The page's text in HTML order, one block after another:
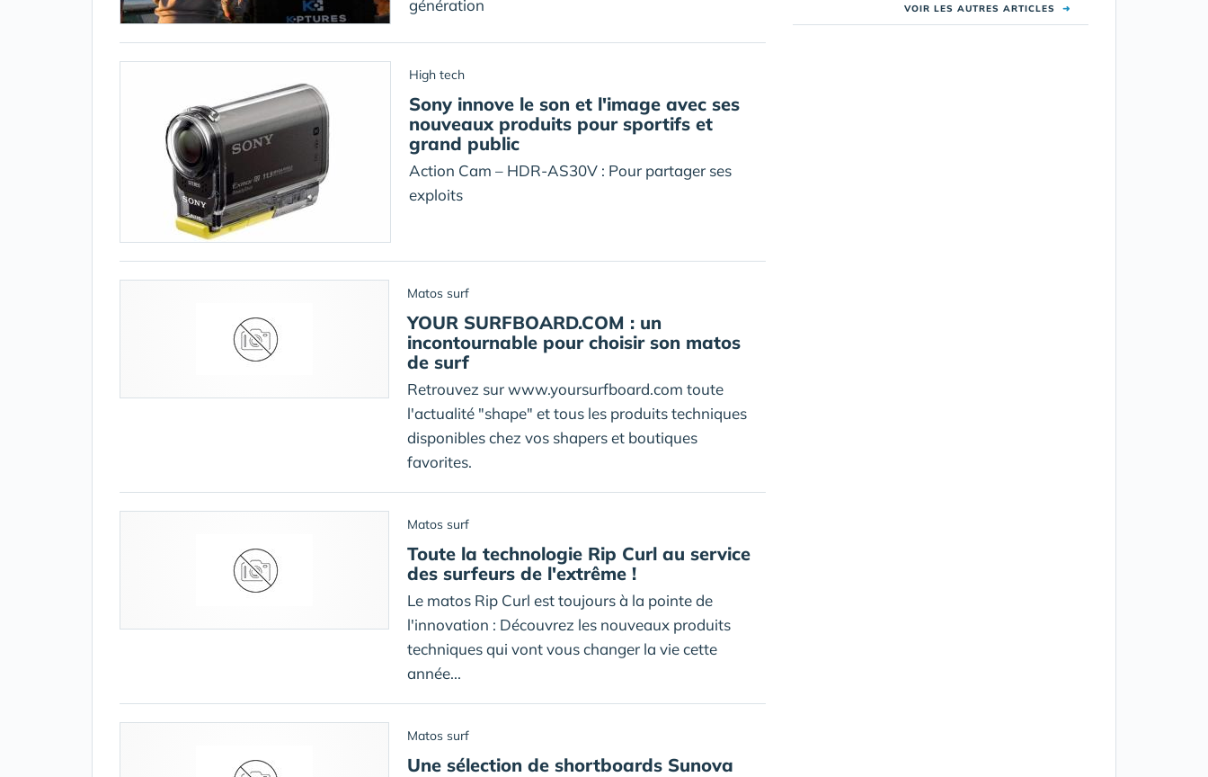
génération
High tech
Sony innove le son et l'image avec ses
nouveaux produits pour sportifs et
grand public
Action Cam – HDR-AS30V : Pour partager ses
exploits
Matos surf
YOUR SURFBOARD.COM : un
incontournable pour choisir son matos
de surf
Retrouvez sur www.yoursurfboard.com toute
l'actualité "shape" et tous les produits techniques
disponibles chez vos shapers et boutiques
favorites.
Matos surf
Toute la technologie Rip Curl au service
des surfeurs de l'extrême !
Le matos Rip Curl est toujours à la pointe de
l'innovation : Découvrez les nouveaux produits
techniques qui vont vous changer la vie cette
année...
Matos surf
Une sélection de shortboards Sunova
VOIR LES AUTRES ARTICLES ➜